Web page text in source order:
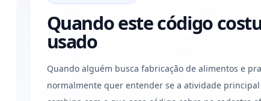
Quando este código
usado
Quando alguém busca fabricação de alimentos e
normalmente quer entender se a atividade